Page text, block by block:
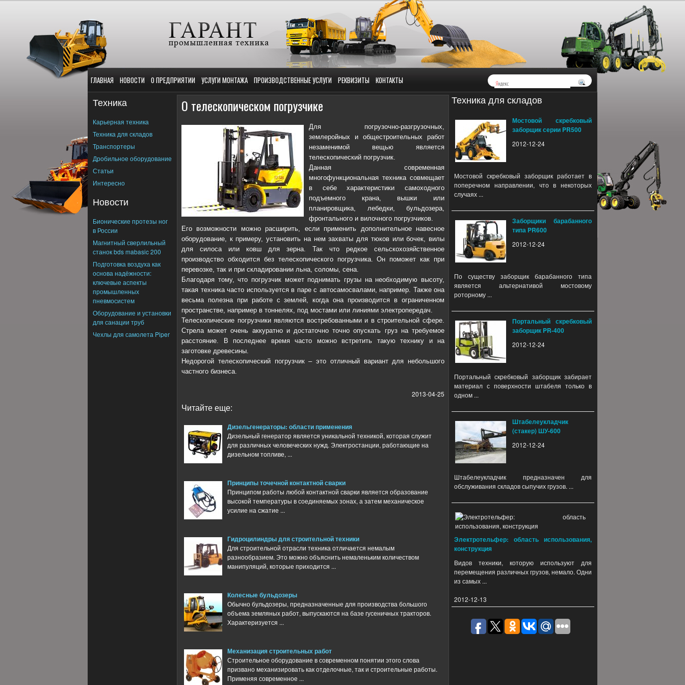
ГЛАВНАЯ НОВОСТИ О ПРЕДПРИЯТИИ УСЛУГИ МОНТАЖА ПРОИЗВОДСТВЕННЫЕ УСЛУГИ РЕКВИЗИТЫ КОНТАКТЫ
Техника
Карьерная техника
Техника для складов
Транспортеры
Дробильное оборудование
Статьи
Интересно
Новости
Бионические протезы ног
в России
Магнитный сверлильный
станок bds mabasic 200
Подготовка воздуха как
основа надёжности:
ключевые аспекты
промышленных
пневмосистем
Оборудование и установки
для санации труб
Чехлы для самолета Piper
О телескопическом погрузчике
Для погрузочно-разгрузочных,
землеройных и общестроительных работ
незаменимой вещью является
телескопический погрузчик.
Данная современная
многофункциональная техника совмещает
в себе характеристики самоходного
подъемного крана, вышки или
планировщика, лебедки, бульдозера,
фронтального и вилочного погрузчиков.
Его возможности можно расширить, если применить дополнительное навесное
оборудование, к примеру, установить на нем захваты для тюков или бочек, вилы
для силоса или ковш для зерна. Так что редкое сельскохозяйственное
производство обходится без телескопического погрузчика. Он поможет как при
перевозке, так и при складировании льна, соломы, сена.
Благодаря тому, что погрузчик может поднимать грузы на необходимую высоту,
такая техника часто используется в паре с автосамосвалами, например. Также она
весьма полезна при работе с землей, когда она производится в ограниченном
пространстве, например в тоннелях, под мостами или линиями электропередач.
Телескопические погрузчики являются востребованными и в строительной сфере.
Стрела может очень аккуратно и достаточно точно опускать груз на требуемое
расстояние. В последнее время часто можно встретить такую технику и на
заготовке древесины.
Недорогой телескопический погрузчик – это отличный вариант для небольшого
частного бизнеса.
2013-04-25
Читайте еще:
Дизельгенераторы: области применения
Дизельный генератор является уникальной техникой, которая служит
для различных человеческих нужд. Электростанции, работающие на
дизельном топливе, ...
Принципы точечной контактной сварки
Принципом работы любой контактной сварки является образование
высокой температуры в соединяемых зонах, а затем механическое
усилие на сжатие ...
Гидроцилиндры для строительной техники
Для строительной отрасли техника отличается немалым
разнообразием. Это можно объяснить немаленьким количеством
манипуляций, которые приходится ...
Колесные бульдозеры
Обычно бульдозеры, предназначенные для производства большого
объема земляных работ, выпускаются на базе гусеничных тракторов.
Характеризуется ...
Механизация строительных работ
Строительное оборудование в современном понятии этого слова
призвано механизировать как отделочные, так и строительные работы.
Применяя современное ...
Техника для складов
Мостовой скребковый
заборщик серии PR500
Мостовой скребковый заборщик работает в
поперечном направлении, что в некоторых
случаях ...
2012-12-24
Заборщики барабанного
типа PR600
По существу заборщик барабанного типа
является альтернативой мостовому
роторному ...
2012-12-24
Портальный скребковый
заборщик PR-400
Портальный скребковый заборщик забирает
материал с поверхности штабеля только в
одном ...
2012-12-24
Штабелеукладчик
(стакер) ШУ-600
Штабелеукладчик предназначен для
обслуживания складов сыпучих грузов. ...
2012-12-24
Электротельфер: область использования,
конструкция
Видов техники, которую используют для
перемещения различных грузов, немало. Одни
из самых ...
2012-12-13